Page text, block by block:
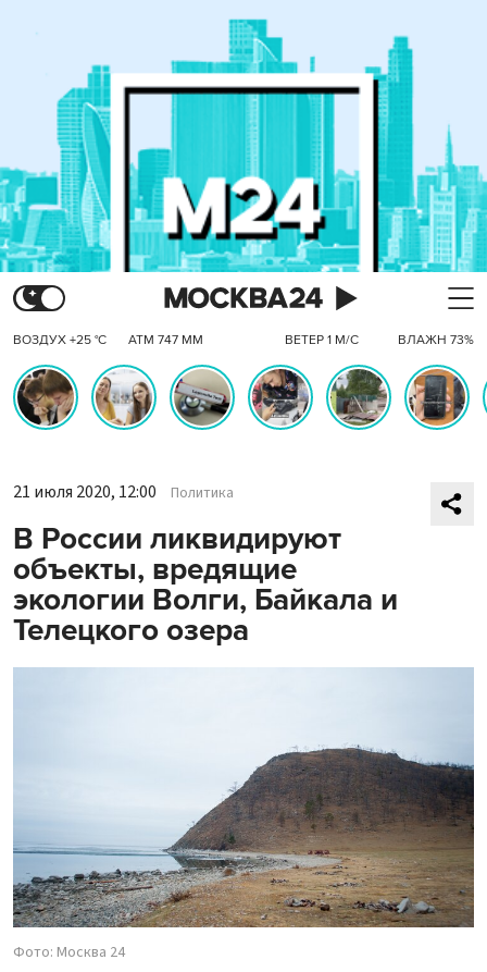
ВОЗДУХ +25 °C АТМ 747 ММ ВЕТЕР 1 М/С ВЛАЖН 73%
21 июля 2020, 12:00 Политика
В России ликвидируют
объекты, вредящие
экологии Волги, Байкала и
Телецкого озера
Фото: Москва 24